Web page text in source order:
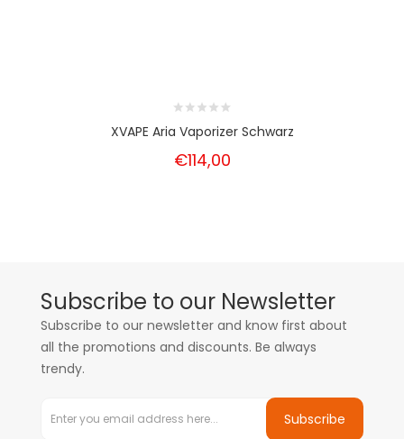
XVAPE Aria Vaporizer Schwarz
€114,00
Subscribe to our Newsletter
Subscribe to our newsletter and know first about
all the promotions and discounts. Be always
trendy.
Subscribe